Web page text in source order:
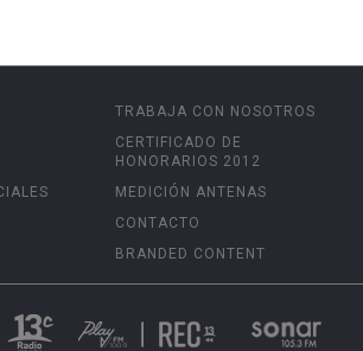
TRABAJA CON NOSOTROS
CERTIFICADO DE
HONORARIOS 2012
MEDICIÓN ANTENAS
CONTACTO
BRANDED CONTENT